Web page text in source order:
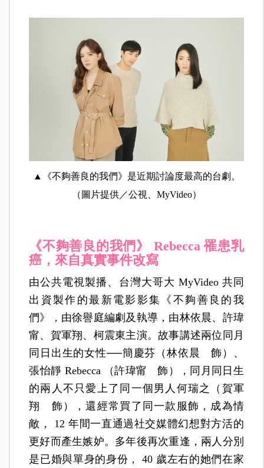
▲《不夠善良的我們》是近期討論度最高的台劇。
（圖片提供／公視、MyVideo）
《不夠善良的我們》 Rebecca 罹患乳
癌，來自真實事件改寫
由公共電視製播、台灣大哥大 MyVideo 共同
出資製作的最新電影影集《不夠善良的我
們》，由徐譽庭編劇及執導，由林依晨、許瑋
甯、賀軍翔、柯震東主演。故事講述兩位同月
同日出生的女性──簡慶芬（林依晨 飾）、
張怡靜 Rebecca （許瑋甯 飾），同月同日生
的兩人不只愛上了同一個男人何瑞之（賀軍
翔 飾），還經常買了同一款服飾，成為情
敵， 12 年間一直通過社交媒體幻想對方活的
更好而產生嫉妒。多年後再次重逢，兩人分別
是已婚與單身的身份， 40 歲左右的她們在家